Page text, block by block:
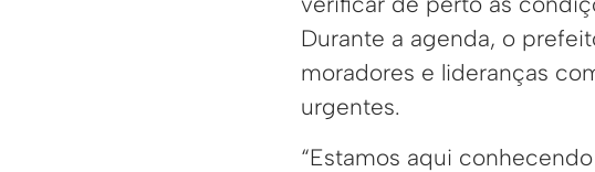
Durante a agenda, o
moradores e lideranças
urgentes.
“Estamos aqui